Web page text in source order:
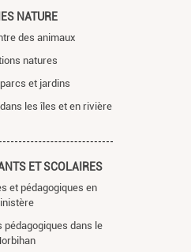
NATURE
des animaux
natures
et jardins
les îles et en rivière
ET SCOLAIRES
et pédagogiques en
dans le